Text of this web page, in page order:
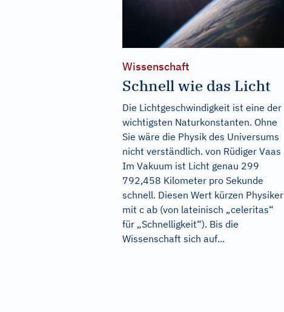
Wissenschaft
Schnell wie das Licht
Die Lichtgeschwindigkeit ist eine der
wichtigsten Naturkonstanten. Ohne
Sie wäre die Physik des Universums
nicht verständlich. von Rüdiger Vaas
Im Vakuum ist Licht genau 299
792,458 Kilometer pro Sekunde
schnell. Diesen Wert kürzen Physiker
mit c ab (von lateinisch „celeritas“
für „Schnelligkeit“). Bis die
Wissenschaft sich auf...